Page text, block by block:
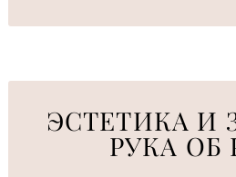
ЭСТЕТИКА И
РУКА ОБ